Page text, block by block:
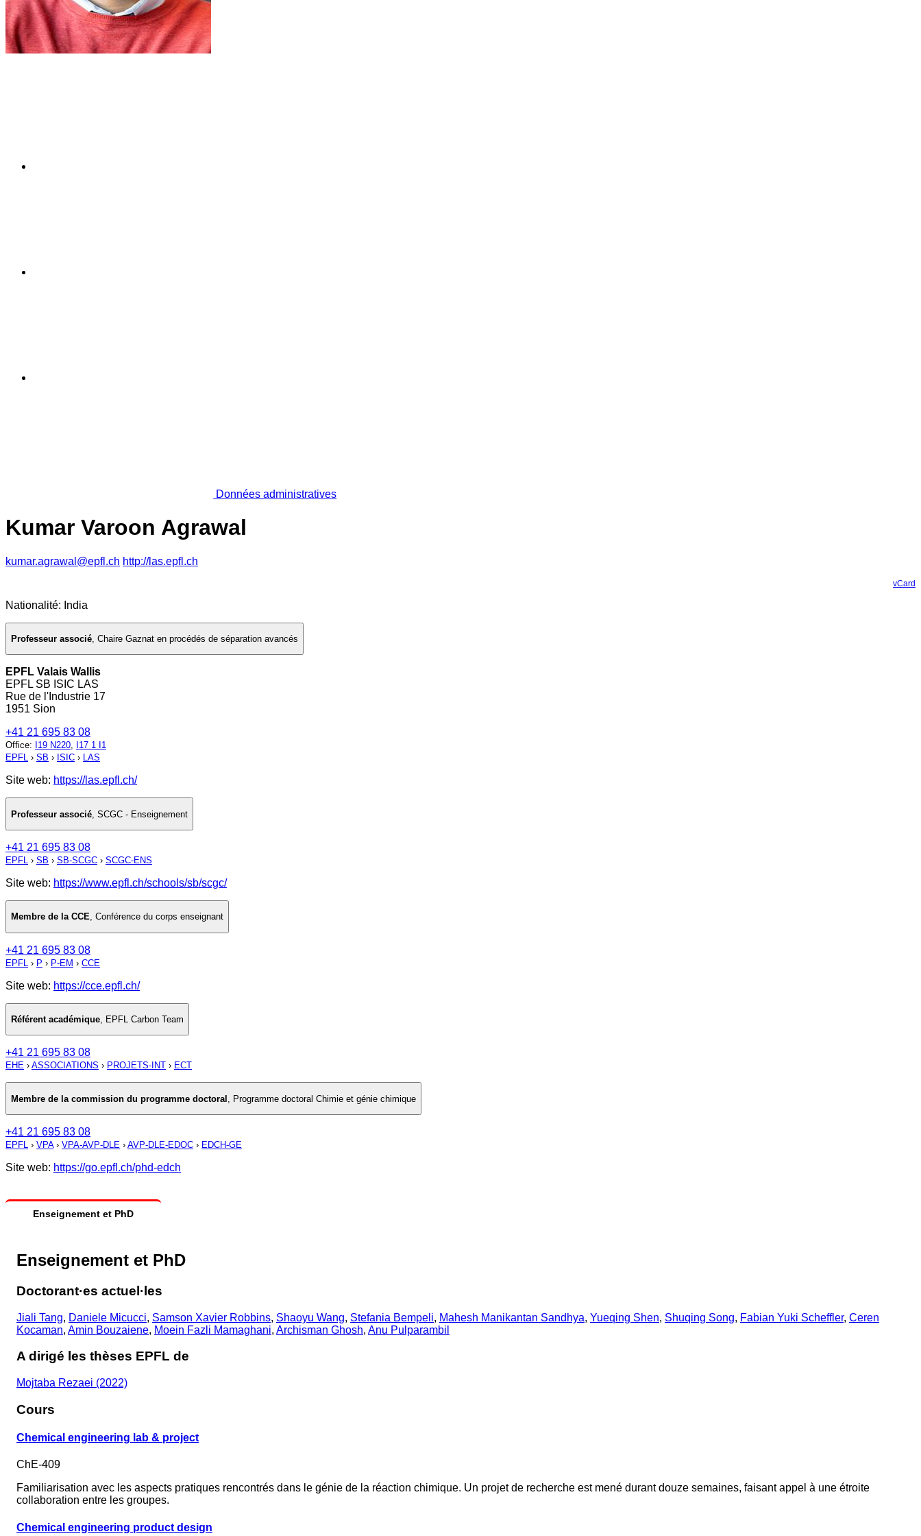
Données administratives
Kumar Varoon Agrawal
kumar.agrawal@epfl.ch http://las.epfl.ch
vCard
Nationalité: India
Professeur associé, Chaire Gaznat en procédés de séparation avancés
EPFL Valais Wallis
EPFL SB ISIC LAS
Rue de l'Industrie 17
1951 Sion
+41 21 695 83 08
Office: I19 N220,
I17 1 I1
EPFL › SB › ISIC › LAS
Site web: https://las.epfl.ch/
Professeur associé SCGC - Enseignement
+41 21 695 83 08
EPFL › SB › SB-SCGC › SCGC-ENS
Site web: https://www.epfl.ch/schools/sb/scgc/
Membre de la CCE, Conférence du corps enseignant
+41 21 695 83 08
EPFL › P › P-EM › CCE
Site web: https://cce.epfl.ch/
Référent académique, EPFL Carbon Team
+41 21 695 83 08
EHE › ASSOCIATIONS › PROJETS-INT › ECT
Membre de la commission du programme doctoral Programme doctoral Chimie et génie chimique
+41 21 695 83 08
EPFL › VPA› VPA-AVP-DLE › AVP-DLE-EDOC › EDCH-GE
Site web: https://go.epfl.ch/phd-edch
Enseignement et PhD
Enseignement et PhD
Doctorant·es actuel·les
Jiali Tang, Daniele Micucci, Samson Xavier Robbins, Shaoyu Wang, Stefania Bempeli, Mahesh Manikantan Sandhya, Yueqing Shen, Shuqing Song, Fabian Yuki Scheffler, Ceren
Kocaman, Amin Bouzaiene, Moein Fazli Mamaghani, Archisman Ghosh, Anu Pulparambil
A dirigé les thèses EPFL de
Mojtaba Rezaei (2022)
Cours
Chemical engineering lab & project
ChE-409
Familiarisation avec les aspects pratiques rencontrés dans le génie de la réaction chimique. Un projet de recherche est mené durant douze semaines, faisant appel à une étroite
collaboration entre les groupes.
Chemical engineering product design